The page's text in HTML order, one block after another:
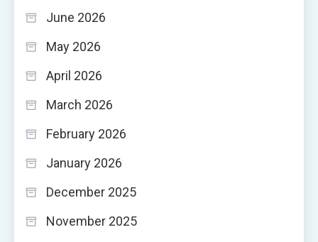
June 2026
May 2026
April 2026
March 2026
February 2026
January 2026
December 2025
November 2025